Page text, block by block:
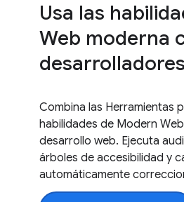
Usa las
Web moderna
Combina las Herramientas
habilidades de Modern
desarrollo web. Ejecuta
árboles de accesibilidad y
automáticamente